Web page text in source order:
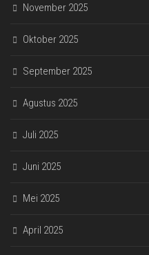
November 2025
Oktober 2025
September 2025
Agustus 2025
Juli 2025
Juni 2025
Mei 2025
April 2025